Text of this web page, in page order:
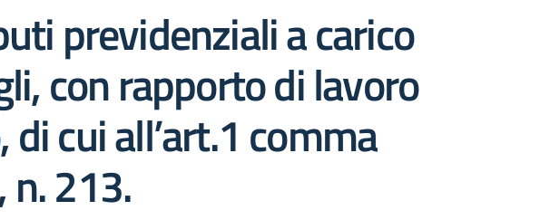
previdenziali a carico
con rapporto di lavoro
cui all’art.1 comma
213.